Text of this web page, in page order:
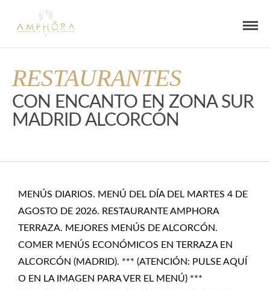
RESTAURANTES
CON ENCANTO EN ZONA SUR
MADRID ALCORCÓN
MENÚS DIARIOS. MENÚ DEL DÍA DEL MARTES 4 DE
AGOSTO DE 2026. RESTAURANTE AMPHORA
TERRAZA. MEJORES MENÚS DE ALCORCÓN.
COMER MENÚS ECONÓMICOS EN TERRAZA EN
ALCORCÓN (MADRID). *** (ATENCIÓN: PULSE AQUÍ
O EN LA IMAGEN PARA VER EL MENÚ) ***